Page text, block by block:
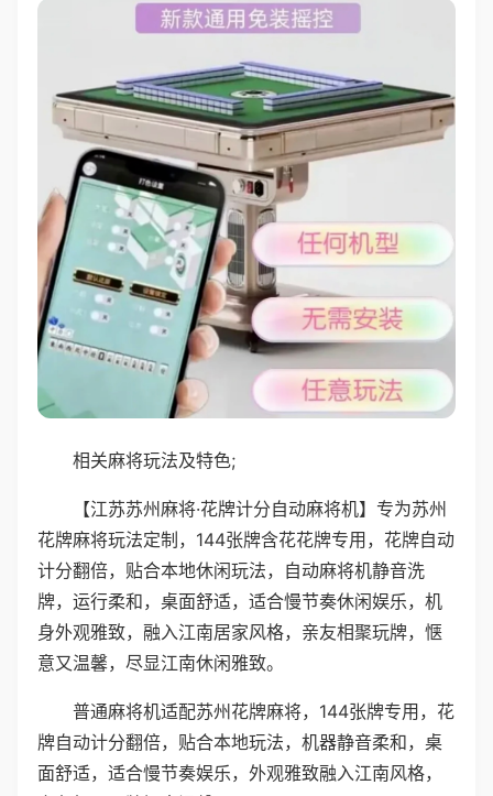
相关麻将玩法及特色;
【江苏苏州麻将·花牌计分自动麻将机】专为苏州
花牌麻将玩法定制，144张牌含花花牌专用，花牌自动
计分翻倍，贴合本地休闲玩法，自动麻将机静音洗
牌，运行柔和，桌面舒适，适合慢节奏休闲娱乐，机
身外观雅致，融入江南居家风格，亲友相聚玩牌，惬
意又温馨，尽显江南休闲雅致。
普通麻将机适配苏州花牌麻将，144张牌专用，花
牌自动计分翻倍，贴合本地玩法，机器静音柔和，桌
面舒适，适合慢节奏娱乐，外观雅致融入江南风格，